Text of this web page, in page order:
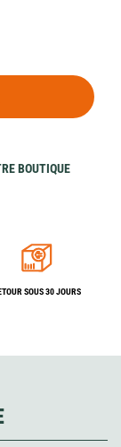
BOUTIQUE
SOUS 30 JOURS